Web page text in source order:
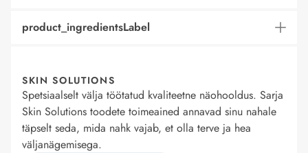
product_ingredientsLabel
SKIN SOLUTIONS
Spetsiaalselt välja töötatud kvaliteetne näohooldus. Sarja
Skin Solutions toodete toimeained annavad sinu nahale
täpselt seda, mida nahk vajab, et olla terve ja hea
väljanägemisega.